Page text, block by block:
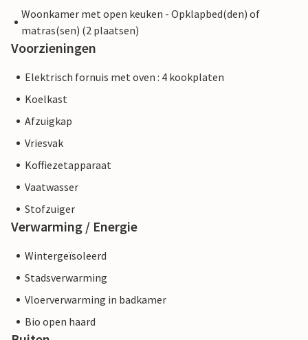
Woonkamer met open keuken - Opklapbed(den) of
matras(sen) (2 plaatsen)
Voorzieningen
Elektrisch fornuis met oven : 4 kookplaten
Koelkast
Afzuigkap
Vriesvak
Koffiezetapparaat
Vaatwasser
Stofzuiger
Verwarming / Energie
Wintergeïsoleerd
Stadsverwarming
Vloerverwarming in badkamer
Bio open haard